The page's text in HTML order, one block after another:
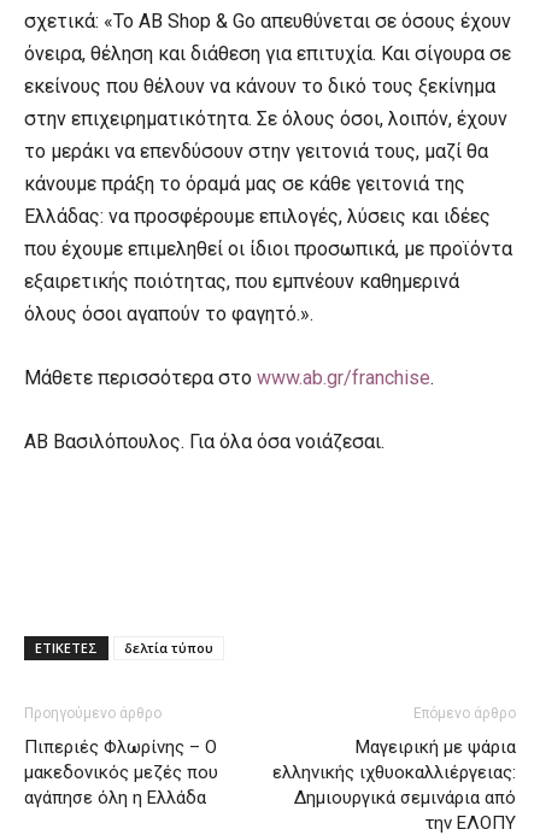
σχετικά: «Το ΑΒ Shop & Go απευθύνεται σε όσους έχουν
όνειρα, θέληση και διάθεση για επιτυχία. Και σίγουρα σε
εκείνους που θέλουν να κάνουν το δικό τους ξεκίνημα
στην επιχειρηματικότητα. Σε όλους όσοι, λοιπόν, έχουν
το μεράκι να επενδύσουν στην γειτονιά τους, μαζί θα
κάνουμε πράξη το όραμά μας σε κάθε γειτονιά της
Ελλάδας: να προσφέρουμε επιλογές, λύσεις και ιδέες
που έχουμε επιμεληθεί οι ίδιοι προσωπικά, με προϊόντα
εξαιρετικής ποιότητας, που εμπνέουν καθημερινά
όλους όσοι αγαπούν το φαγητό.».
Μάθετε περισσότερα στο www.ab.gr/franchise.
ΑΒ Βασιλόπουλος. Για όλα όσα νοιάζεσαι.
ΕΤΙΚΕΤΕΣ δελτία τύπου
Προηγούμενο άρθρο
Πιπεριές Φλωρίνης – Ο
μακεδονικός μεζές που
αγάπησε όλη η Ελλάδα
Επόμενο άρθρο
Mαγειρική με ψάρια
ελληνικής ιχθυοκαλλιέργειας:
Δημιουργικά σεμινάρια από
την ΕΛΟΠΥ